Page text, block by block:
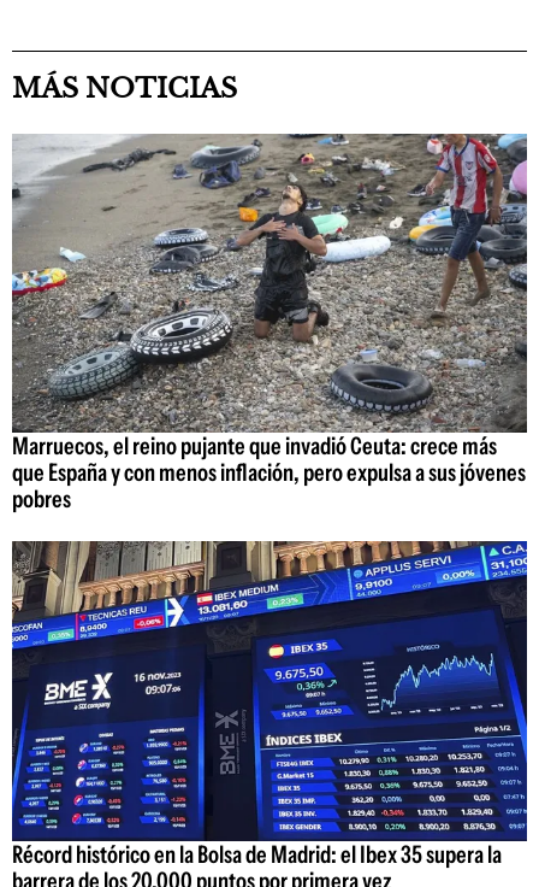
MÁS NOTICIAS
Marruecos, el reino pujante que invadió Ceuta: crece más
que España y con menos inflación, pero expulsa a sus jóvenes
pobres
Récord histórico en la Bolsa de Madrid: el Ibex 35 supera la
barrera de los 20.000 puntos por primera vez